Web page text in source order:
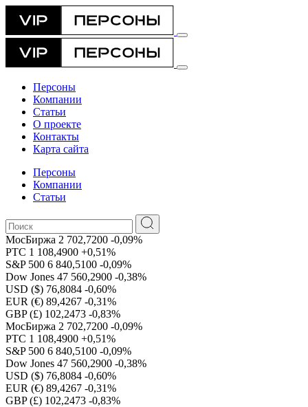
Персоны
Компании
Статьи
О проекте
Контакты
Карта сайта
Персоны
Компании
Статьи
МосБиржа 2 702,7200 -0,09%
РТС 1 108,4900 +0,51%
S&P 500 6 840,5100 -0,09%
Dow Jones 47 560,2900 -0,38%
USD ($) 76,8084 -0,60%
EUR (€) 89,4267 -0,31%
GBP (£) 102,2473 -0,83%
МосБиржа 2 702,7200 -0,09%
РТС 1 108,4900 +0,51%
S&P 500 6 840,5100 -0,09%
Dow Jones 47 560,2900 -0,38%
USD ($) 76,8084 -0,60%
EUR (€) 89,4267 -0,31%
GBP (£) 102,2473 -0,83%